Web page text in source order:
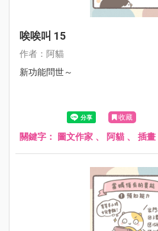
唉唉叫 15
作者：阿貓
新功能問世～
收藏
關鍵字： 圖文作家 、 阿貓 、 插畫